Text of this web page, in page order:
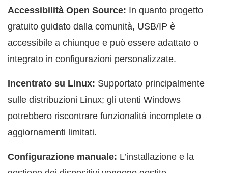
Accessibilità Open Source: In quanto progetto
gratuito guidato dalla comunità, USB/IP è
accessibile a chiunque e può essere adattato o
integrato in configurazioni personalizzate.
Incentrato su Linux: Supportato principalmente
sulle distribuzioni Linux; gli utenti Windows
potrebbero riscontrare funzionalità incomplete o
aggiornamenti limitati.
Configurazione manuale: L’installazione e la